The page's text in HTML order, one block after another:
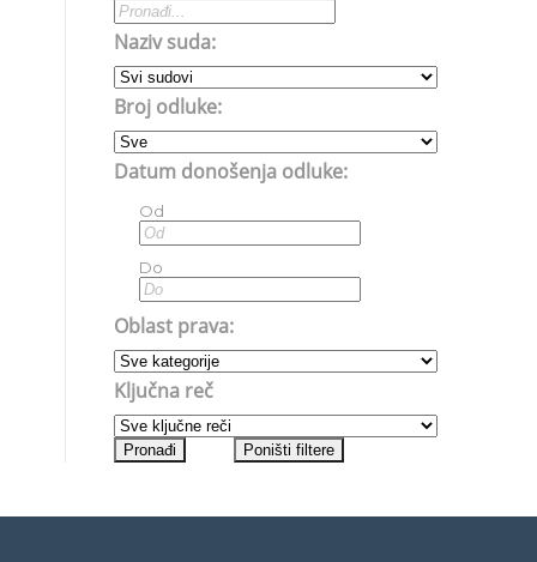
Naziv suda:
Broj odluke:
Datum donošenja odluke:
Od
Do
Oblast prava:
Ključna reč